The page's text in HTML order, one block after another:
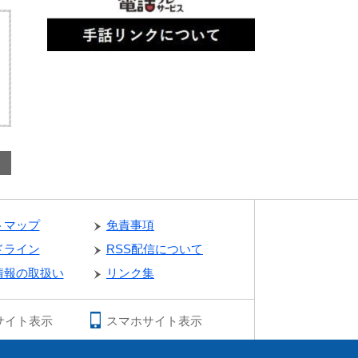
マップ
免責事項
ライン
RSS配信について
報の取扱い
リンク集
イト表示 スマホサイト表示